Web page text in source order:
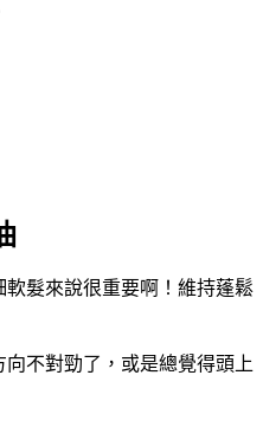
髮來說很重要啊！維持蓬鬆
不對勁了，或是總覺得頭上